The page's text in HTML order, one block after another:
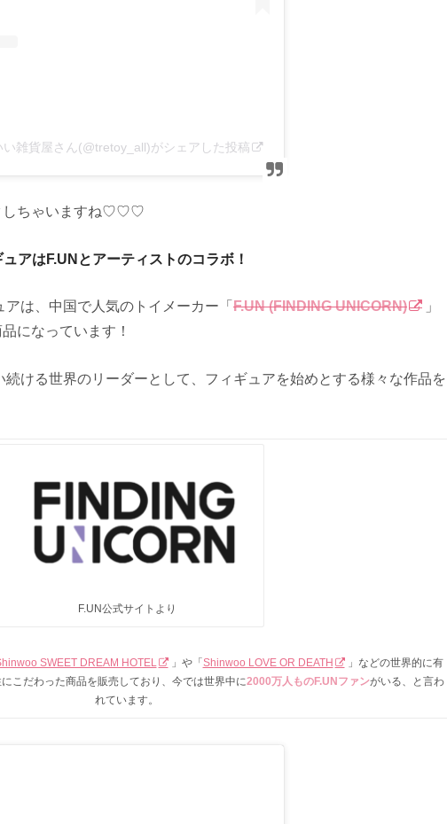
雑貨屋さん(@tretoy_all)がシェアした投稿
しちゃいますね♡♡♡
アはF.UNとアーティストのコラボ！
は、中国で人気のトイメーカー「F.UN (FINDING UNICORN)
」
になっています！
ける世界のリーダーとして、フィギュアを始めとする様々な作品を
F.UN公式サイトより
SWEET DREAM HOTEL 」や「 Shinwoo LOVE OR DEATH
」などの世界的に有
こだわった商品を販売しており、今では世界中に2000万人ものF.UNファンがいる、と言わ
れています。